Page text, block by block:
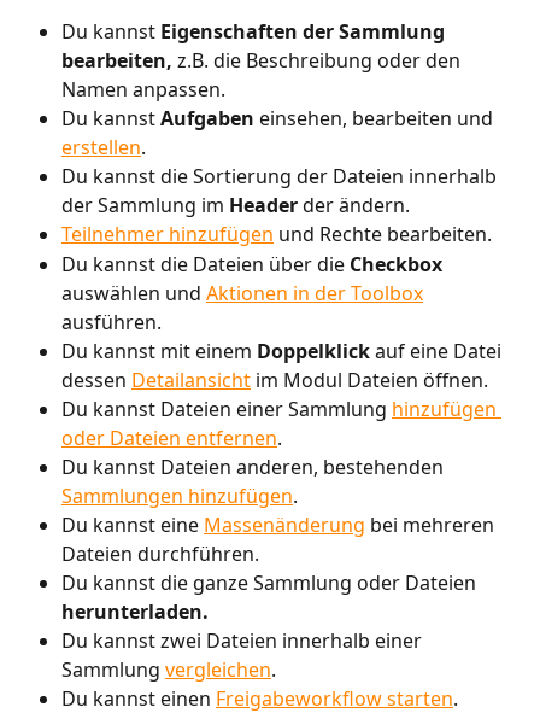
Du kannst Eigenschaften der Sammlung
bearbeiten, z.B. die Beschreibung oder den
Namen anpassen.
Du kannst Aufgaben einsehen, bearbeiten und
erstellen.
Du kannst die Sortierung der Dateien innerhalb
der Sammlung im Header der ändern.
Teilnehmer hinzufügen und Rechte bearbeiten.
Du kannst die Dateien über die Checkbox
auswählen und Aktionen in der Toolbox
ausführen.
Du kannst mit einem Doppelklick auf eine Datei
dessen Detailansicht im Modul Dateien öffnen.
Du kannst Dateien einer Sammlung hinzufügen
oder Dateien entfernen.
Du kannst Dateien anderen, bestehenden
Sammlungen hinzufügen.
Du kannst eine Massenänderung bei mehreren
Dateien durchführen.
Du kannst die ganze Sammlung oder Dateien
herunterladen.
Du kannst zwei Dateien innerhalb einer
Sammlung vergleichen.
Du kannst einen Freigabeworkflow starten.